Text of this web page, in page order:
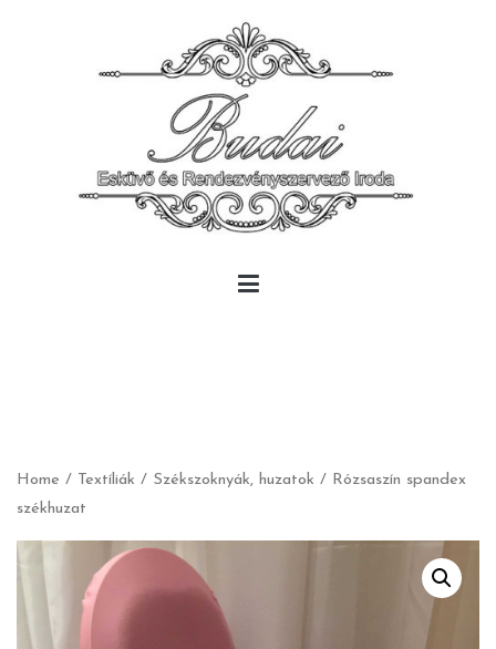
Home / Textíliák / Székszoknyák, huzatok / Rózsaszín spandex
székhuzat